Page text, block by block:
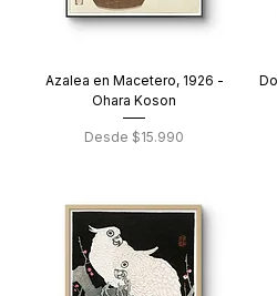
Azalea en Macetero, 1926 -
Ohara Koson
Desde $15.990
Precio de oferta